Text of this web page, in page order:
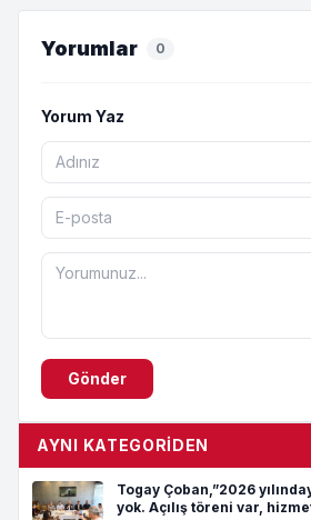
Yorumlar 0
Yorum Yaz
Gönder
AYNI KATEGORIDEN
Togay Çoban,”2026
yok. Açılış töreni var,